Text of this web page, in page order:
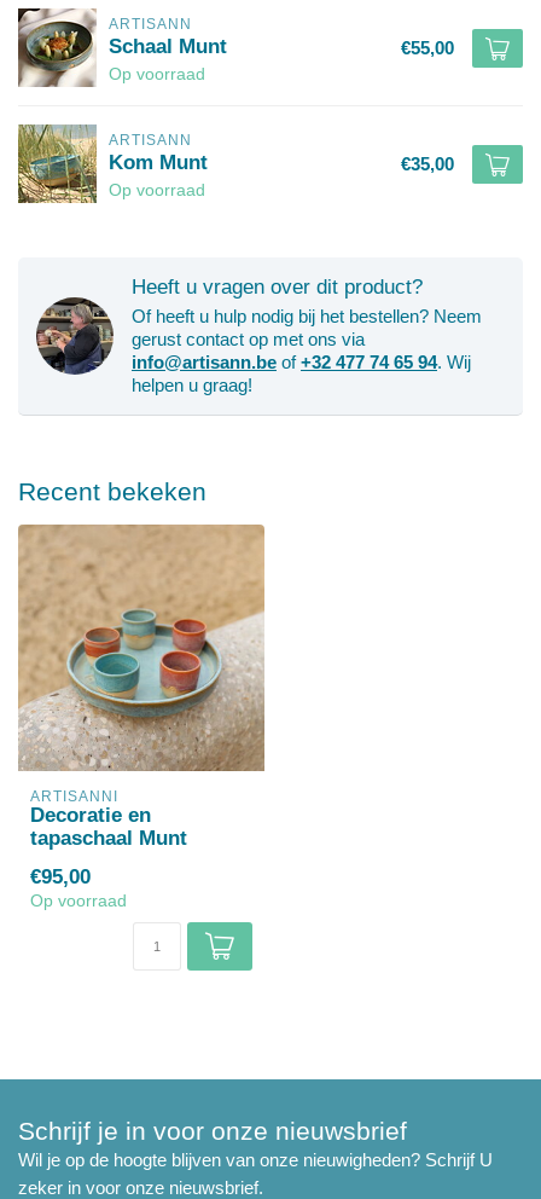
ARTISANN
Schaal Munt
Op voorraad
€55,00
ARTISANN
Kom Munt
Op voorraad
€35,00
Heeft u vragen over dit product?
Of heeft u hulp nodig bij het bestellen? Neem
gerust contact op met ons via
info@artisann.be of+32 477 74 65 94. Wij
helpen u graag!
Recent bekeken
ARTISANNI
Decoratie en
tapaschaal Munt
€95,00
Op voorraad
Schrijf je in voor onze nieuwsbrief
Wil je op de hoogte blijven van onze nieuwigheden? Schrijf U
zeker in voor onze nieuwsbrief.